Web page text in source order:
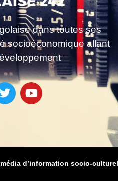
dans toutes ses
socioéconomique allant
d’information socio-culturel